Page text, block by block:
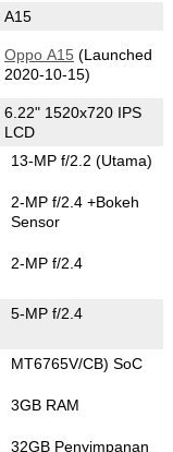
A15
Oppo A15 (Launched
2020-10-15)
6.22" 1520x720 IPS
LCD
13-MP f/2.2 (Utama)
2-MP f/2.4 +Bokeh
Sensor
2-MP f/2.4
5-MP f/2.4
MT6765V/CB) SoC
3GB RAM
32GB Penyimpanan